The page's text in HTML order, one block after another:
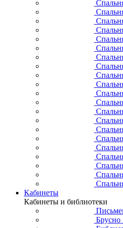
Кабинеты
Кабинеты и библиотеки
Брусно